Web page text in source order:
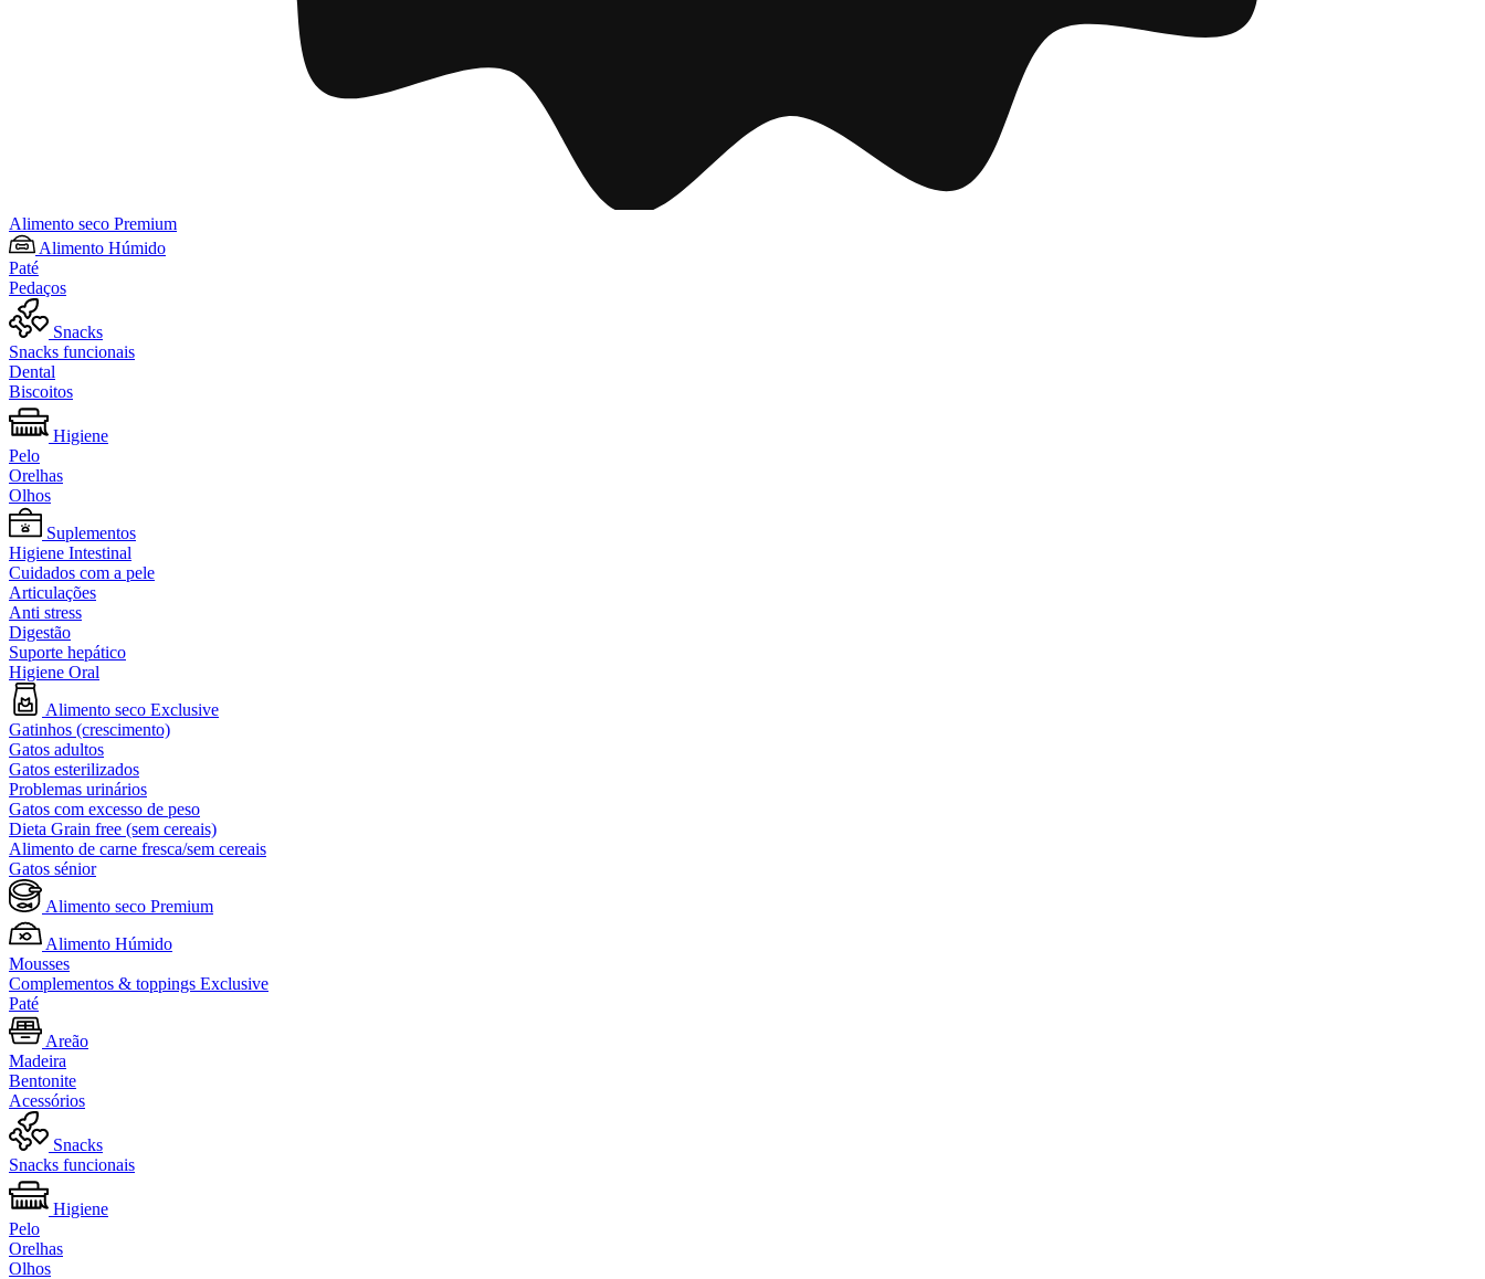
Alimento seco Premium
Alimento Húmido
Paté
Pedaços
Snacks
Snacks funcionais
Dental
Biscoitos
Higiene
Pelo
Orelhas
Olhos
Suplementos
Higiene Intestinal
Cuidados com a pele
Articulações
Anti stress
Digestão
Suporte hepático
Higiene Oral
Alimento seco Exclusive
Gatinhos (crescimento)
Gatos adultos
Gatos esterilizados
Problemas urinários
Gatos com excesso de peso
Dieta Grain free (sem cereais)
Alimento de carne fresca/sem cereais
Gatos sénior
Alimento seco Premium
Alimento Húmido
Mousses
Complementos & toppings Exclusive
Paté
Areão
Madeira
Bentonite
Acessórios
Snacks
Snacks funcionais
Higiene
Pelo
Orelhas
Olhos